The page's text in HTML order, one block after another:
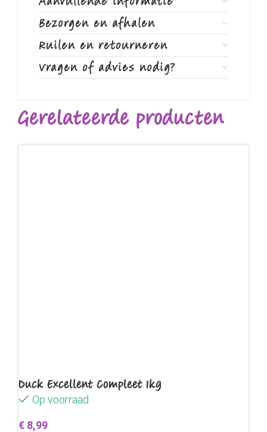
Bezorgen en afhalen
Ruilen en retourneren
Vragen of advies nodig?
Gerelateerde producten
Duck Excellent Compleet 1kg
Op voorraad
€ 8,99